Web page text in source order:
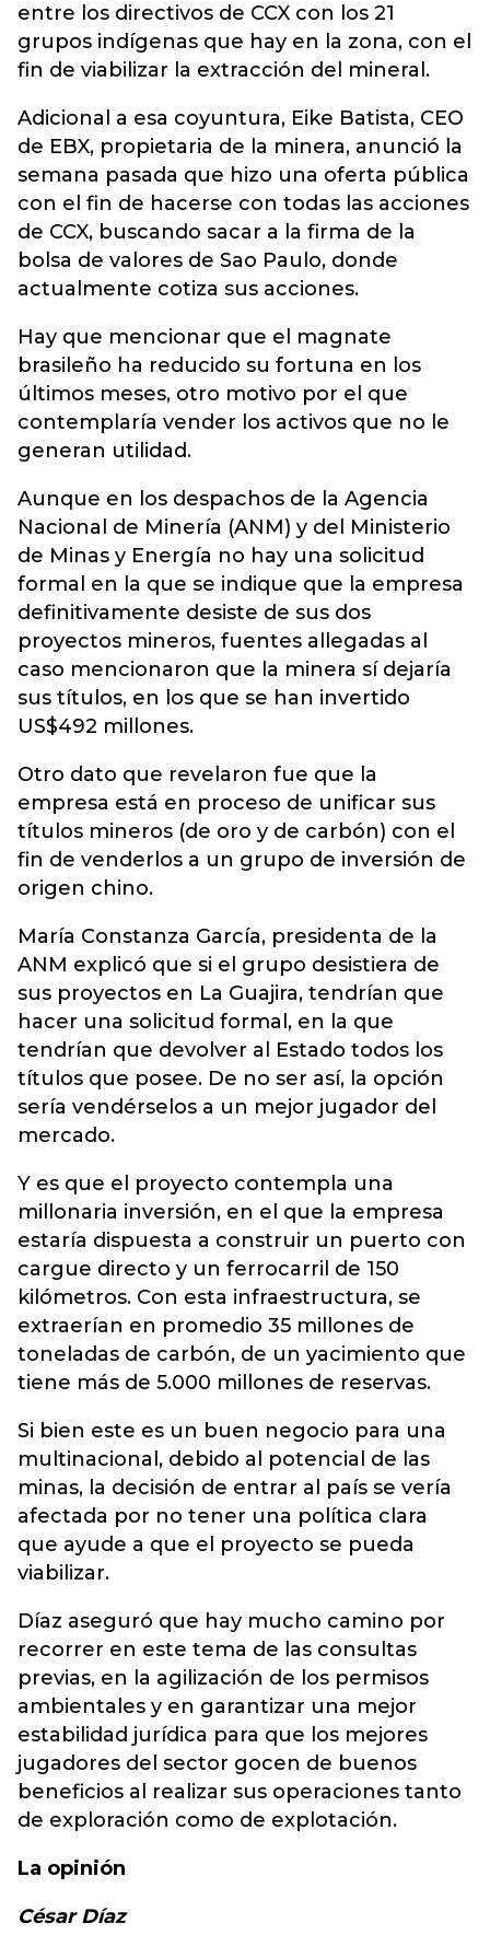
entre los directivos de CCX con los 21
grupos indígenas que hay en la zona, con el
fin de viabilizar la extracción del mineral.
Adicional a esa coyuntura, Eike Batista, CEO
de EBX, propietaria de la minera, anunció la
semana pasada que hizo una oferta pública
con el fin de hacerse con todas las acciones
de CCX, buscando sacar a la firma de la
bolsa de valores de Sao Paulo, donde
actualmente cotiza sus acciones.
Hay que mencionar que el magnate
brasileño ha reducido su fortuna en los
últimos meses, otro motivo por el que
contemplaría vender los activos que no le
generan utilidad.
Aunque en los despachos de la Agencia
Nacional de Minería (ANM) y del Ministerio
de Minas y Energía no hay una solicitud
formal en la que se indique que la empresa
definitivamente desiste de sus dos
proyectos mineros, fuentes allegadas al
caso mencionaron que la minera sí dejaría
sus títulos, en los que se han invertido
US$492 millones.
Otro dato que revelaron fue que la
empresa está en proceso de unificar sus
títulos mineros (de oro y de carbón) con el
fin de venderlos a un grupo de inversión de
origen chino.
María Constanza García, presidenta de la
ANM explicó que si el grupo desistiera de
sus proyectos en La Guajira, tendrían que
hacer una solicitud formal, en la que
tendrían que devolver al Estado todos los
títulos que posee. De no ser así, la opción
sería vendérselos a un mejor jugador del
mercado.
Y es que el proyecto contempla una
millonaria inversión, en el que la empresa
estaría dispuesta a construir un puerto con
cargue directo y un ferrocarril de 150
kilómetros. Con esta infraestructura, se
extraerían en promedio 35 millones de
toneladas de carbón, de un yacimiento que
tiene más de 5.000 millones de reservas.
Si bien este es un buen negocio para una
multinacional, debido al potencial de las
minas, la decisión de entrar al país se vería
afectada por no tener una política clara
que ayude a que el proyecto se pueda
viabilizar.
Díaz aseguró que hay mucho camino por
recorrer en este tema de las consultas
previas, en la agilización de los permisos
ambientales y en garantizar una mejor
estabilidad jurídica para que los mejores
jugadores del sector gocen de buenos
beneficios al realizar sus operaciones tanto
de exploración como de explotación.
La opinión
César Díaz